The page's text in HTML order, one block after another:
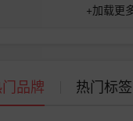
+加载更
品牌 热门标签